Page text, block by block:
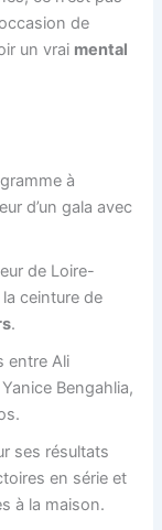
de
un vrai mental
à
d’un gala avec
de Loire-
ceinture de
.
entre Ali
Bengahlia,
ses résultats
en série et
à la maison.